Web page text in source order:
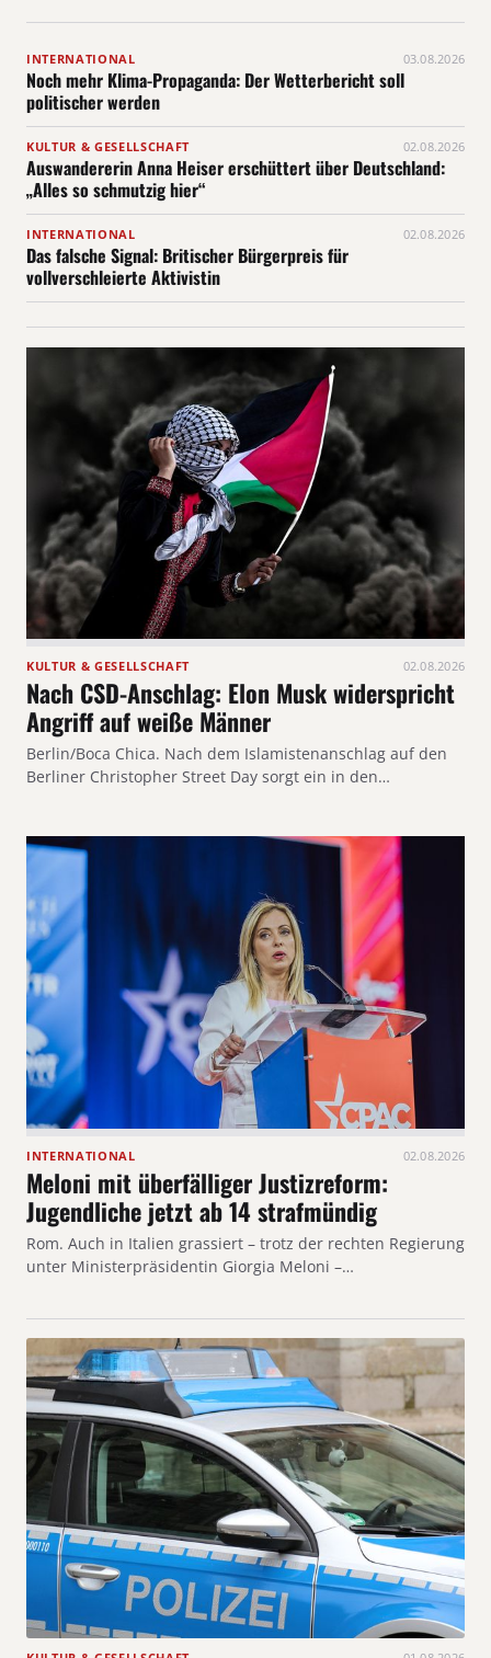
INTERNATIONAL 03.08.2026
Noch mehr Klima-Propaganda: Der Wetterbericht soll
politischer werden
KULTUR & GESELLSCHAFT 02.08.2026
Auswandererin Anna Heiser erschüttert über Deutschland:
„Alles so schmutzig hier“
INTERNATIONAL 02.08.2026
Das falsche Signal: Britischer Bürgerpreis für
vollverschleierte Aktivistin
KULTUR & GESELLSCHAFT 02.08.2026
Nach CSD-Anschlag: Elon Musk widerspricht
Angriff auf weiße Männer
Berlin/Boca Chica. Nach dem Islamistenanschlag auf den
Berliner Christopher Street Day sorgt ein in den…
INTERNATIONAL 02.08.2026
Meloni mit überfälliger Justizreform:
Jugendliche jetzt ab 14 strafmündig
Rom. Auch in Italien grassiert – trotz der rechten Regierung
unter Ministerpräsidentin Giorgia Meloni –…